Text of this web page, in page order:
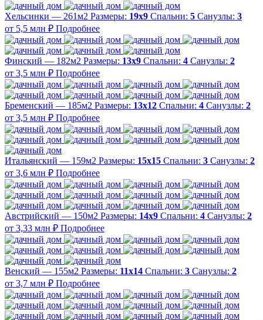
Хельсинки — 261м2 Размеры: 19х9 Спальни: 5 Санузлы: 3
от 5,5 млн ₽ Подробнее
Финский — 182м2 Размеры: 13х9 Спальни: 4 Санузлы: 2
от 3,5 млн ₽ Подробнее
Бременский — 185м2 Размеры: 13х12 Спальни: 4 Санузлы: 2
от 3,5 млн ₽ Подробнее
Итальянский — 159м2 Размеры: 15х15 Спальни: 3 Санузлы: 2
от 3,6 млн ₽ Подробнее
Австрийский — 150м2 Размеры: 14х9 Спальни: 4 Санузлы: 2
от 3,33 млн ₽ Подробнее
Венский — 155м2 Размеры: 11х14 Спальни: 3 Санузлы: 2
от 3,7 млн ₽ Подробнее